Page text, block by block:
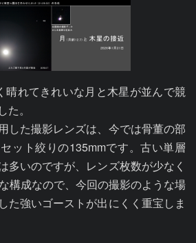
晴れてきれいな月と木星が並んで競
。
した撮影レンズは、今では骨董の部
ット絞りの135mmです。古い単層
多いのですが、レンズ枚数が少なく
構成なので、今回の撮影のような場
た強いゴーストが出にくく重宝しま